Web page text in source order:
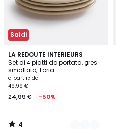
Saldi
LA REDOUTE INTERIEURS
Set di 4 piatti da portata, gres
smaltato, Toria
a partire da
49,99 €
24,99 € -50%
4
/
5
3
Colori
4